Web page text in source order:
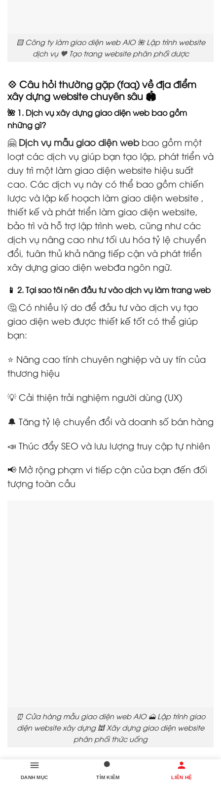
🟨 Công ty làm giao diện web AIO 🌺 Lập trình website
dịch vụ 🧡 Tạo trang website phân phối dược
💠 Câu hỏi thường gặp (faq) về địa điểm
xây dựng website chuyên sâu 🏟️
🌺 1. Dịch vụ xây dựng giao diện web bao gồm
những gì?
🤗 Dịch vụ mẫu giao diện webbao gồm một
loạt các dịch vụ giúp bạn tạo lập, phát triển và
duy trì một làm giao diện website hiệu suất
cao. Các dịch vụ này có thể bao gồm chiến
lược và lập kế hoạch làm giao diện website ,
thiết kế và phát triển làm giao diện website,
bảo trì và hỗ trợ lập trình web, cũng như các
dịch vụ nâng cao như tối ưu hóa tỷ lệ chuyển
đổi, tuân thủ khả năng tiếp cận và phát triển
xây dựng giao diện webđa ngôn ngữ.
📱 2. Tại sao tôi nên đầu tư vào dịch vụ làm trang web
🤔 Có nhiều lý do để đầu tư vào dịch vụ tạo
giao diện web được thiết kế tốt có thể giúp
bạn:
⭐ Nâng cao tính chuyên nghiệp và uy tín của
thương hiệu
💡 Cải thiện trải nghiệm người dùng (UX)
🔔 Tăng tỷ lệ chuyển đổi và doanh số bán hàng
📣 Thúc đẩy SEO và lưu lượng truy cập tự nhiên
📢 Mở rộng phạm vi tiếp cận của bạn đến đối
tượng toàn cầu
⏰ Cửa hàng mẫu giao diện web AIO 🗻 Lập trình giao
diện website xây dựng 🕍 Xây dựng giao diện website
phân phối thức uống
💤 3. Làm thế nào để chọn nhà cung cấp lập trình
trang web phù hợp?
DANH MỤC TÌM KIẾM LIÊN HỆ